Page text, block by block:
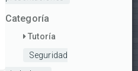
Categoría
Tutoría
Seguridad